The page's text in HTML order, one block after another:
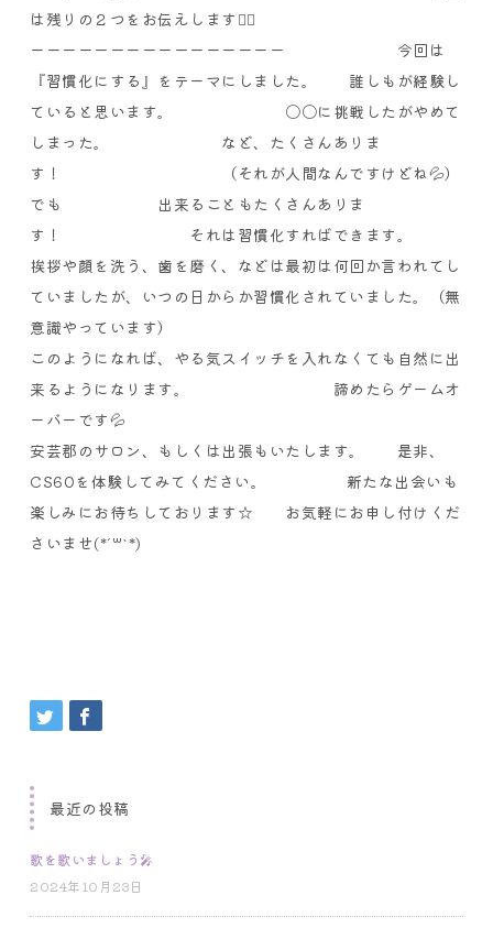
は残りの２つをお伝えします🙇‍♂️
ーーーーーーーーーーーーーーーー 今回は
『習慣化にする』をテーマにしました。 誰しもが経験し
ていると思います。 〇〇に挑戦したがやめて
しまった。 など、たくさんありま
す！
（それが人間なんですけどね💦）
でも 出来ることもたくさんありま
す！ それは習慣化すればできます。
挨拶や顔を洗う、歯を磨く、などは最初は何回か言われてし
ていましたが、いつの日からか習慣化されていました。（無
意識やっています）
このようになれば、やる気スイッチを入れなくても自然に出
来るようになります。 諦めたらゲームオ
ーバーです💦
安芸郡のサロン、もしくは出張もいたします。 是非、
CS60を体験してみてください。 新たな出会いも
楽しみにお待ちしております ☆ お気軽にお申し付けくだ
さいませ(*´꒳`*)
最近の投稿
歌を歌いましょう🎤
2024年10月23日